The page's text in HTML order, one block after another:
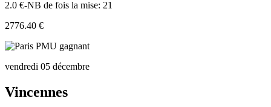
2.0 €-NB de fois la mise: 21
2776.40 €
vendredi 05 décembre
Vincennes